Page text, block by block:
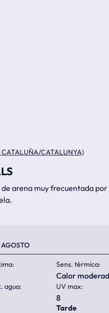
CATALUÑA/CATALUNYA)
arena muy frecuentada
Sens. térmica:
calor
agua: UV max:
8
Tarde